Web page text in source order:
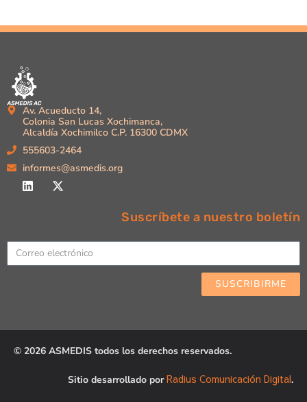
Av. Acueducto 14,
Colonia San Lucas Xochimanca,
Alcaldía Xochimilco C.P. 16300 CDMX
555603-2464
informes@asmedis.org
Suscríbete a nuestro boletín
SUSCRIBIRME
© 2026 ASMEDIS todos los derechos reservados.
Sitio desarrollado porRadius Comunicación Digital.